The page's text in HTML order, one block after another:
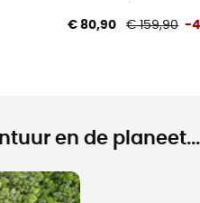
€ 80,90 € 159,90 -
en de planeet...